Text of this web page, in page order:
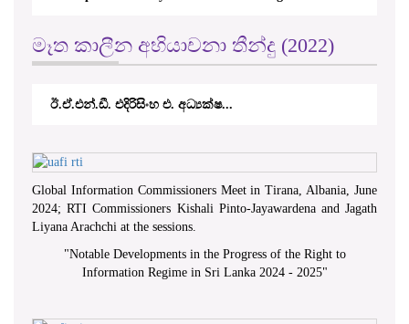
Global Information Commissioners Meet in Tirana, Albania, June
Liyana Arachchi at the sessions.
"Notable Developments in the Progress of the Right to
Information Regime in Sri Lanka 2024 - 2025"
Global Information Commissioners Meet in Manila, June 2023 -
sessions